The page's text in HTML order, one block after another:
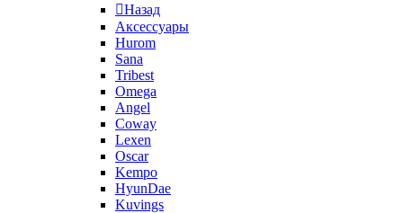
Назад
Аксессуары
Hurom
Sana
Tribest
Omega
Angel
Coway
Lexen
Oscar
Kempo
HyunDae
Kuvings